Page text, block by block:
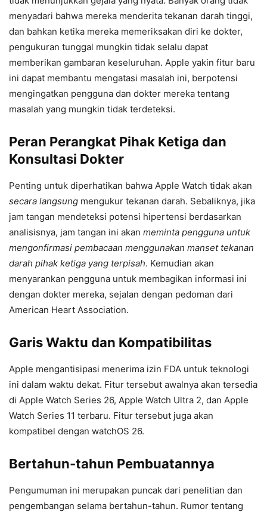
menyadari bahwa mereka menderita tekanan darah tinggi,
dan bahkan ketika mereka memeriksakan diri ke dokter,
pengukuran tunggal mungkin tidak selalu dapat
memberikan gambaran keseluruhan. Apple yakin fitur baru
ini dapat membantu mengatasi masalah ini, berpotensi
mengingatkan pengguna dan dokter mereka tentang
masalah yang mungkin tidak terdeteksi.
Peran Perangkat Pihak Ketiga dan
Konsultasi Dokter
Penting untuk diperhatikan bahwa Apple Watch tidak akan
secara langsung mengukur tekanan darah. Sebaliknya, jika
jam tangan mendeteksi potensi hipertensi berdasarkan
analisisnya, jam tangan ini akan meminta pengguna untuk
mengonfirmasi pembacaan menggunakan manset tekanan
darah pihak ketiga yang terpisah. Kemudian akan
menyarankan pengguna untuk membagikan informasi ini
dengan dokter mereka, sejalan dengan pedoman dari
American Heart Association.
Garis Waktu dan Kompatibilitas
Apple mengantisipasi menerima izin FDA untuk teknologi
ini dalam waktu dekat. Fitur tersebut awalnya akan tersedia
di Apple Watch Series 26, Apple Watch Ultra 2, dan Apple
Watch Series 11 terbaru. Fitur tersebut juga akan
kompatibel dengan watchOS 26.
Bertahun-tahun Pembuatannya
Pengumuman ini merupakan puncak dari penelitian dan
pengembangan selama bertahun-tahun. Rumor tentang